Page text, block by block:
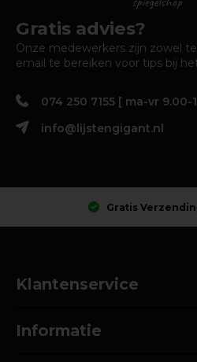
Gratis advies?
Onze medewerkers zijn zowel
email te bereiken voor tips bij
074 250 7155 [ ma-vr 9.00-
info@lijstengigant.nl
Gratis
Klantenservice
Informatie